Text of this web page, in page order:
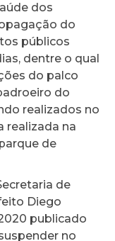
dos
do
públicos
dentre o qual
do palco
do
realizados no
realizada na
de
de
Diego
publicado
no